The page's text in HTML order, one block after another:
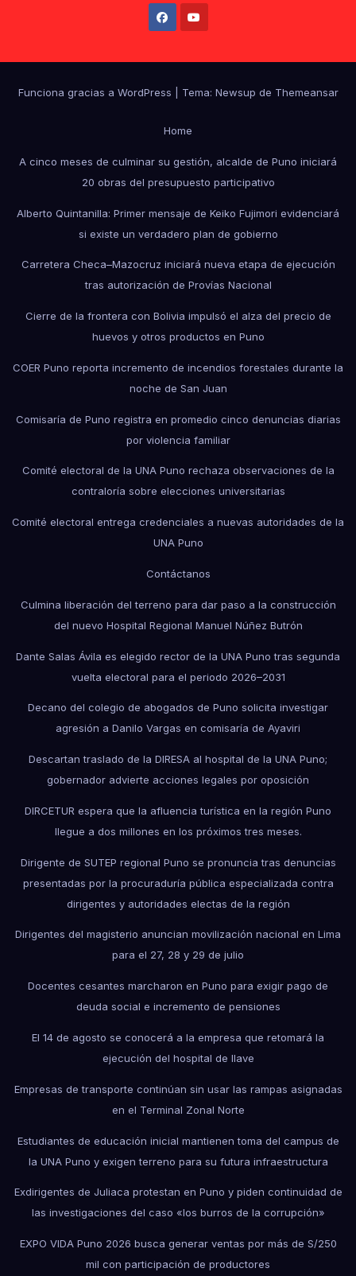
Funciona gracias a WordPress Tema: Newsup de Themeansar
Home
A cinco meses de culminar su gestión, alcalde de Puno iniciará
20 obras del presupuesto participativo
Alberto Quintanilla: Primer mensaje de Keiko Fujimori evidenciará
si existe un verdadero plan de gobierno
Carretera Checa–Mazocruz iniciará nueva etapa de ejecución
tras autorización de Provías Nacional
Cierre de la frontera con Bolivia impulsó el alza del precio de
huevos y otros productos en Puno
COER Puno reporta incremento de incendios forestales durante la
noche de San Juan
Comisaría de Puno registra en promedio cinco denuncias diarias
por violencia familiar
Comité electoral de la UNA Puno rechaza observaciones de la
contraloría sobre elecciones universitarias
Comité electoral entrega credenciales a nuevas autoridades de la
UNA Puno
Contáctanos
Culmina liberación del terreno para dar paso a la construcción
del nuevo Hospital Regional Manuel Núñez Butrón
Dante Salas Ávila es elegido rector de la UNA Puno tras segunda
vuelta electoral para el periodo 2026–2031
Decano del colegio de abogados de Puno solicita investigar
agresión a Danilo Vargas en comisaría de Ayaviri
Descartan traslado de la DIRESA al hospital de la UNA Puno;
gobernador advierte acciones legales por oposición
DIRCETUR espera que la afluencia turística en la región Puno
llegue a dos millones en los próximos tres meses.
Dirigente de SUTEP regional Puno se pronuncia tras denuncias
presentadas por la procuraduría pública especializada contra
dirigentes y autoridades electas de la región
Dirigentes del magisterio anuncian movilización nacional en Lima
para el 27, 28 y 29 de julio
Docentes cesantes marcharon en Puno para exigir pago de
deuda social e incremento de pensiones
El 14 de agosto se conocerá a la empresa que retomará la
ejecución del hospital de Ilave
Empresas de transporte continúan sin usar las rampas asignadas
en el Terminal Zonal Norte
Estudiantes de educación inicial mantienen toma del campus de
la UNA Puno y exigen terreno para su futura infraestructura
Exdirigentes de Juliaca protestan en Puno y piden continuidad de
las investigaciones del caso «los burros de la corrupción»
EXPO VIDA Puno 2026 busca generar ventas por más de S/250
mil con participación de productores